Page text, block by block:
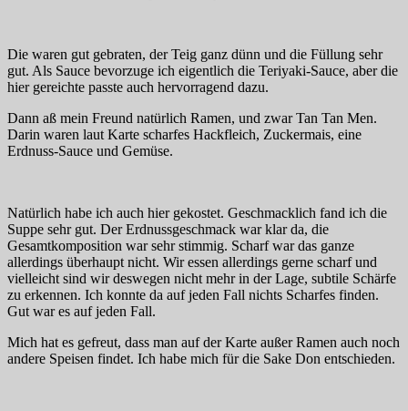
Die waren gut gebraten, der Teig ganz dünn und die Füllung sehr
gut. Als Sauce bevorzuge ich eigentlich die Teriyaki-Sauce, aber die
hier gereichte passte auch hervorragend dazu.
Dann aß mein Freund natürlich Ramen, und zwar Tan Tan Men.
Darin waren laut Karte scharfes Hackfleich, Zuckermais, eine
Erdnuss-Sauce und Gemüse.
Natürlich habe ich auch hier gekostet. Geschmacklich fand ich die
Suppe sehr gut. Der Erdnussgeschmack war klar da, die
Gesamtkomposition war sehr stimmig. Scharf war das ganze
allerdings überhaupt nicht. Wir essen allerdings gerne scharf und
vielleicht sind wir deswegen nicht mehr in der Lage, subtile Schärfe
zu erkennen. Ich konnte da auf jeden Fall nichts Scharfes finden.
Gut war es auf jeden Fall.
Mich hat es gefreut, dass man auf der Karte außer Ramen auch noch
andere Speisen findet. Ich habe mich für die Sake Don entschieden.